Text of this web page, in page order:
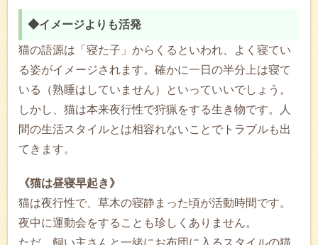
◆イメージよりも活発
猫の語源は「寝た子」からくるといわれ、よく寝てい
る姿がイメージされます。確かに一日の半分上は寝て
いる（熟睡はしていません）といっていいでしょう。
しかし、猫は本来夜行性で狩猟をする生き物です。人
間の生活スタイルとは相容れないことでトラブルも出
てきます。
《猫は昼寝早起き》
猫は夜行性で、草木の寝静まった頃が活動時間です。
夜中に運動会をすることも珍しくありません。